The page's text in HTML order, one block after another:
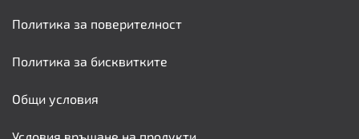
Политика за поверителност
Политика за бисквитките
Общи условия